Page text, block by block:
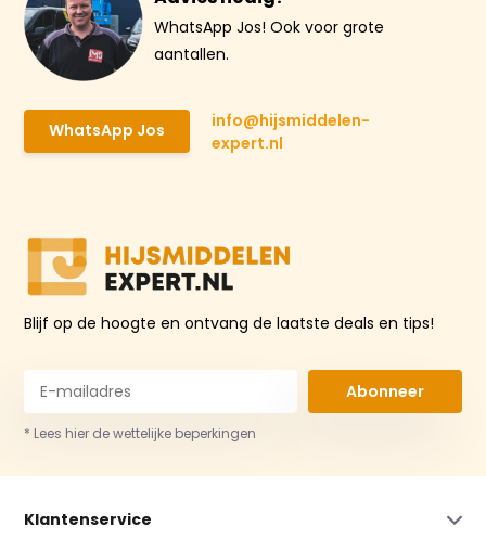
WhatsApp Jos! Ook voor grote
aantallen.
WhatsApp Jos
info@hijsmiddelen-
expert.nl
Blijf op de hoogte en ontvang de laatste deals en tips!
Abonneer
* Lees hier de wettelijke beperkingen
Klantenservice